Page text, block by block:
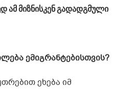
ამ მიზნისკენ გადადგმული
ემიგრანტებისთვის?
ეხება იმ